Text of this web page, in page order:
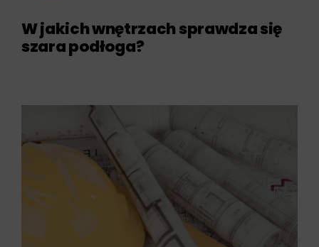
W jakich wnętrzach sprawdza się
szara podłoga?